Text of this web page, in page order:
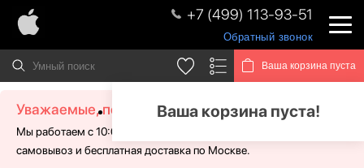
+7 (499) 113-93-51
Обратный звонок
Ваша корзина пуста
Ваша корзина пуста!
Уважаемые, посетители!
Мы работаем с 10:00 - 21:00 без выходных. Для Вас доступен
самовывоз и бесплатная доставка по Москве.